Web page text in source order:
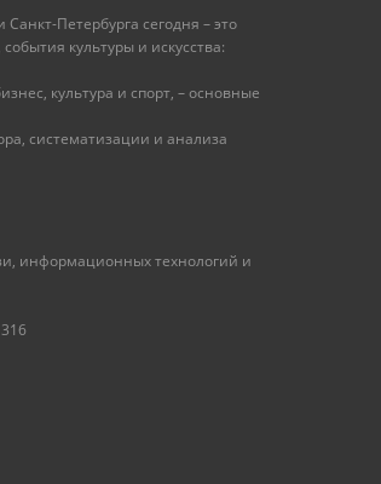
Петербурга сегодня – это
культуры и искусства:
культура и спорт, – основные
систематизации и анализа
информационных технологий и